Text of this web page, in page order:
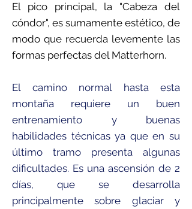
El pico principal, la "Cabeza del
cóndor", es sumamente estético, de
modo que recuerda levemente las
formas perfectas del Matterhorn.
El camino normal hasta esta
montaña requiere un buen
entrenamiento y buenas
habilidades técnicas ya que en su
último tramo presenta algunas
dificultades. Es una ascensión de 2
días, que se desarrolla
principalmente sobre glaciar y